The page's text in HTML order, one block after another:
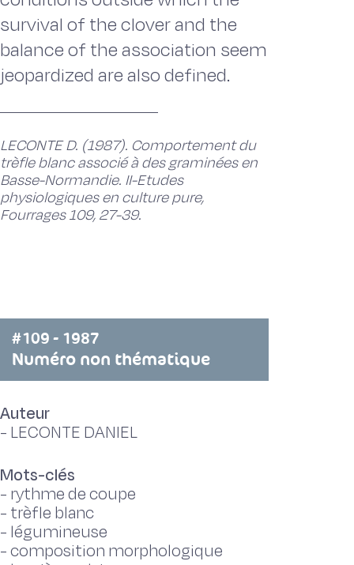
survival of the clover and the
balance of the association seem
jeopardized are also defined.
LECONTE D. (1987). Comportement du
trèfle blanc associé à des graminées en
Basse-Normandie. II-Etudes
physiologiques en culture pure,
Fourrages 109, 27-39.
#109 - 1987
Numéro non thématique
Auteur
- LECONTE DANIEL
Mots-clés
- rythme de coupe
- trèfle blanc
- légumineuse
-composition morphologique